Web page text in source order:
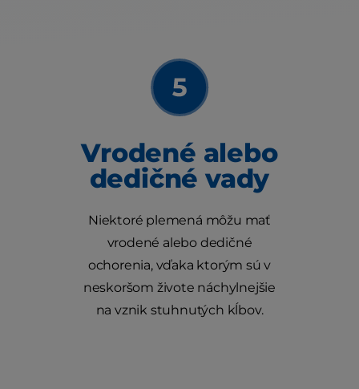
Vrodené alebo
dedičné vady
Niektoré plemená môžu mať
vrodené alebo dedičné
ochorenia, vďaka ktorým sú v
neskoršom živote náchylnejšie
na vznik stuhnutých kĺbov.